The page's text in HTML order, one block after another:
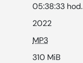
05:38:33 hod.
2022
MP3
310 MiB